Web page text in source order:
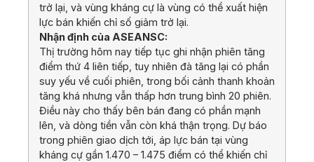
trở lại, và vùng kháng cự là vùng có thể xuất hiện
lực bán khiến chỉ số giảm trở lại.
Nhận định của ASEANSC:
Thị trường hôm nay tiếp tục ghi nhận phiên tăng
điểm thứ 4 liên tiếp, tuy nhiên đà tăng lại có phần
suy yếu về cuối phiên, trong bối cảnh thanh khoản
tăng khá nhưng vẫn thấp hơn trung bình 20 phiên.
Điều này cho thấy bên bán đang có phần mạnh
lên, và dòng tiền vẫn còn khá thận trọng. Dự báo
trong phiên giao dịch tới, áp lực bán tại vùng
kháng cự gần 1.470 – 1.475 điểm có thể khiến chỉ